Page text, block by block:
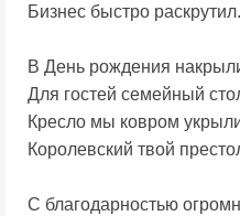
Бизнес быстро раскрутил.
В День рождения
Для гостей семейный
Кресло мы ковром
Королевский твой
С благодарностью